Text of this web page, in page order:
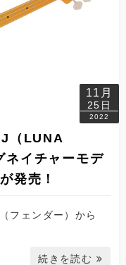
11月
25日
2022
（LUNA
イチャーモデ
発売！
ェンダー）から
続きを読む